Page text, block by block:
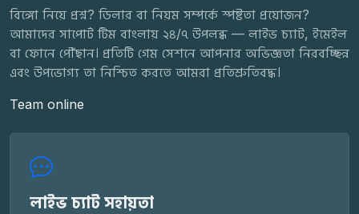
বিঙ্গো নিয়ে প্রশ্ন? ডিলার বা নিয়ম সম্পর্কে স্পষ্টতা প্রয়োজন?
আমাদের সাপোর্ট টিম বাংলায় ২৪/৭ উপলব্ধ — লাইভ চ্যাট, ইমেইল
বা ফোনে পৌঁছান। প্রতিটি গেম সেশনে আপনার অভিজ্ঞতা নিরবচ্ছিন্ন
এবং উপভোগ্য তা নিশ্চিত করতে আমরা প্রতিশ্রুতিবদ্ধ।
Team online
লাইভ চ্যাট সহায়তা